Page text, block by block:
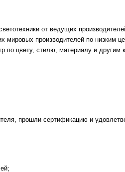
от ведущих
мировых производителей по
цвету, стилю, материалу и
прошли сертификацию и